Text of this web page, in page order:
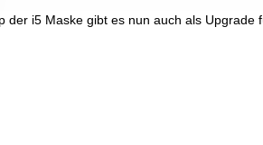
i5 Maske gibt es nun auch als Upgrade